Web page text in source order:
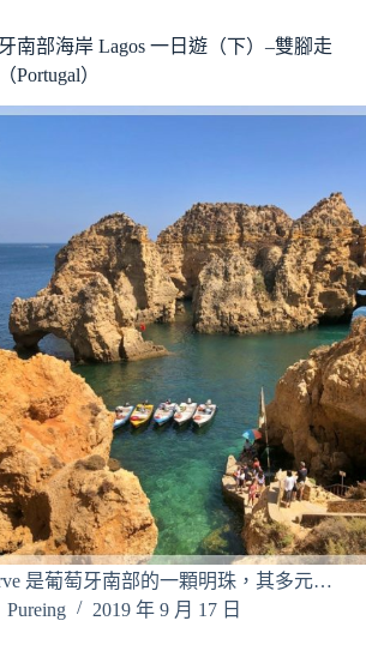
南部海岸 Lagos 一日遊（下）–雙腳走
Portugal）
是葡萄牙南部的一顆明珠，其多元…
Pureing
2019 年 9 月 17 日